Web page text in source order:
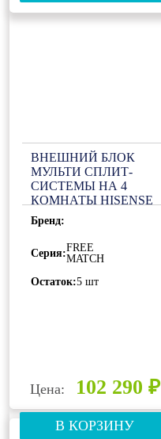
ВНЕШНИЙ БЛОК
МУЛЬТИ СПЛИТ-
СИСТЕМЫ НА 4
КОМНАТЫ HISENSE
FREE MATCH AMW4-
28U4SAC
Бренд:
Серия:FREE
MATCH
Остаток:5 шт
Цена: 102 290 ₽
В КОРЗИНУ